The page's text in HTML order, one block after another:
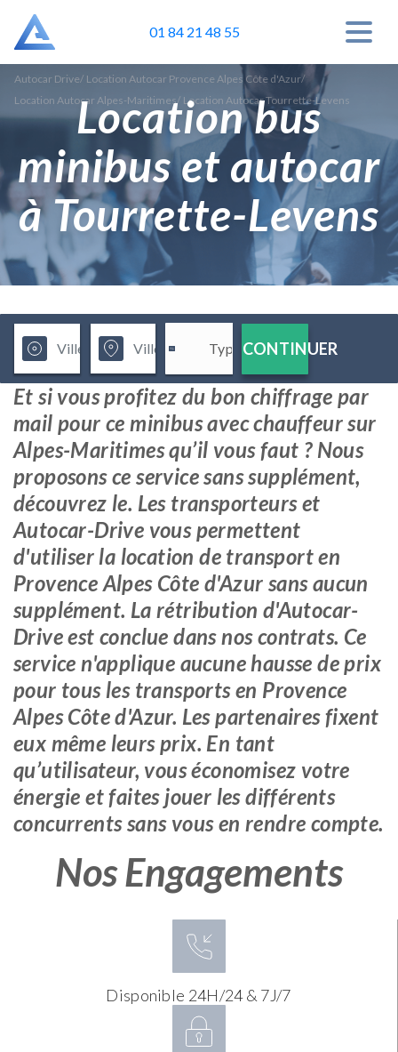
01 84 21 48 55
Autocar Drive/ Location Autocar Provence Alpes Côte d'Azur/
Location Autocar Alpes-Maritimes/ Location Autocar Tourrette-Levens
Location bus
minibus et autocar
à Tourrette-Levens
CONTINUER
Et si vous profitez du bon chiffrage par
mail pour ce minibus avec chauffeur sur
Alpes-Maritimes qu’il vous faut ? Nous
proposons ce service sans supplément,
découvrez le. Les transporteurs et
Autocar-Drive vous permettent
d'utiliser la location de transport en
Provence Alpes Côte d'Azur sans aucun
supplément. La rétribution d'Autocar-
Drive est conclue dans nos contrats. Ce
service n'applique aucune hausse de prix
pour tous les transports en Provence
Alpes Côte d'Azur. Les partenaires fixent
eux même leurs prix. En tant
qu’utilisateur, vous économisez votre
énergie et faites jouer les différents
concurrents sans vous en rendre compte.
Nos Engagements
Disponible 24H/24 & 7J/7